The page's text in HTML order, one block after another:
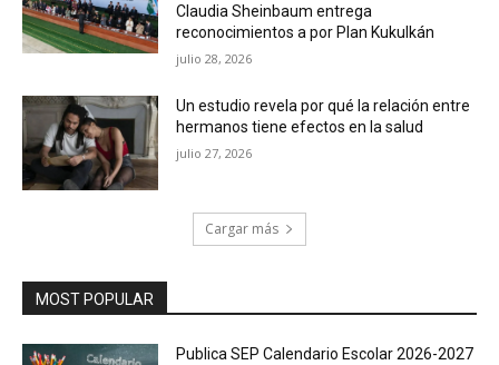
Claudia Sheinbaum entrega
reconocimientos a por Plan Kukulkán
julio 28, 2026
Un estudio revela por qué la relación entre
hermanos tiene efectos en la salud
julio 27, 2026
Cargar más
MOST POPULAR
Publica SEP Calendario Escolar 2026-2027